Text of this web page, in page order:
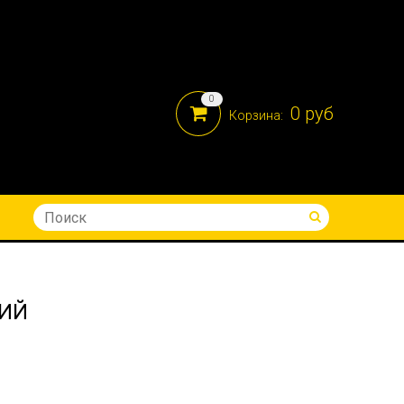
0
Корзина: 0 руб